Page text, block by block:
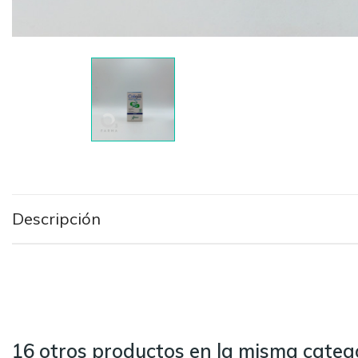
Descripción
16 otros productos en la misma